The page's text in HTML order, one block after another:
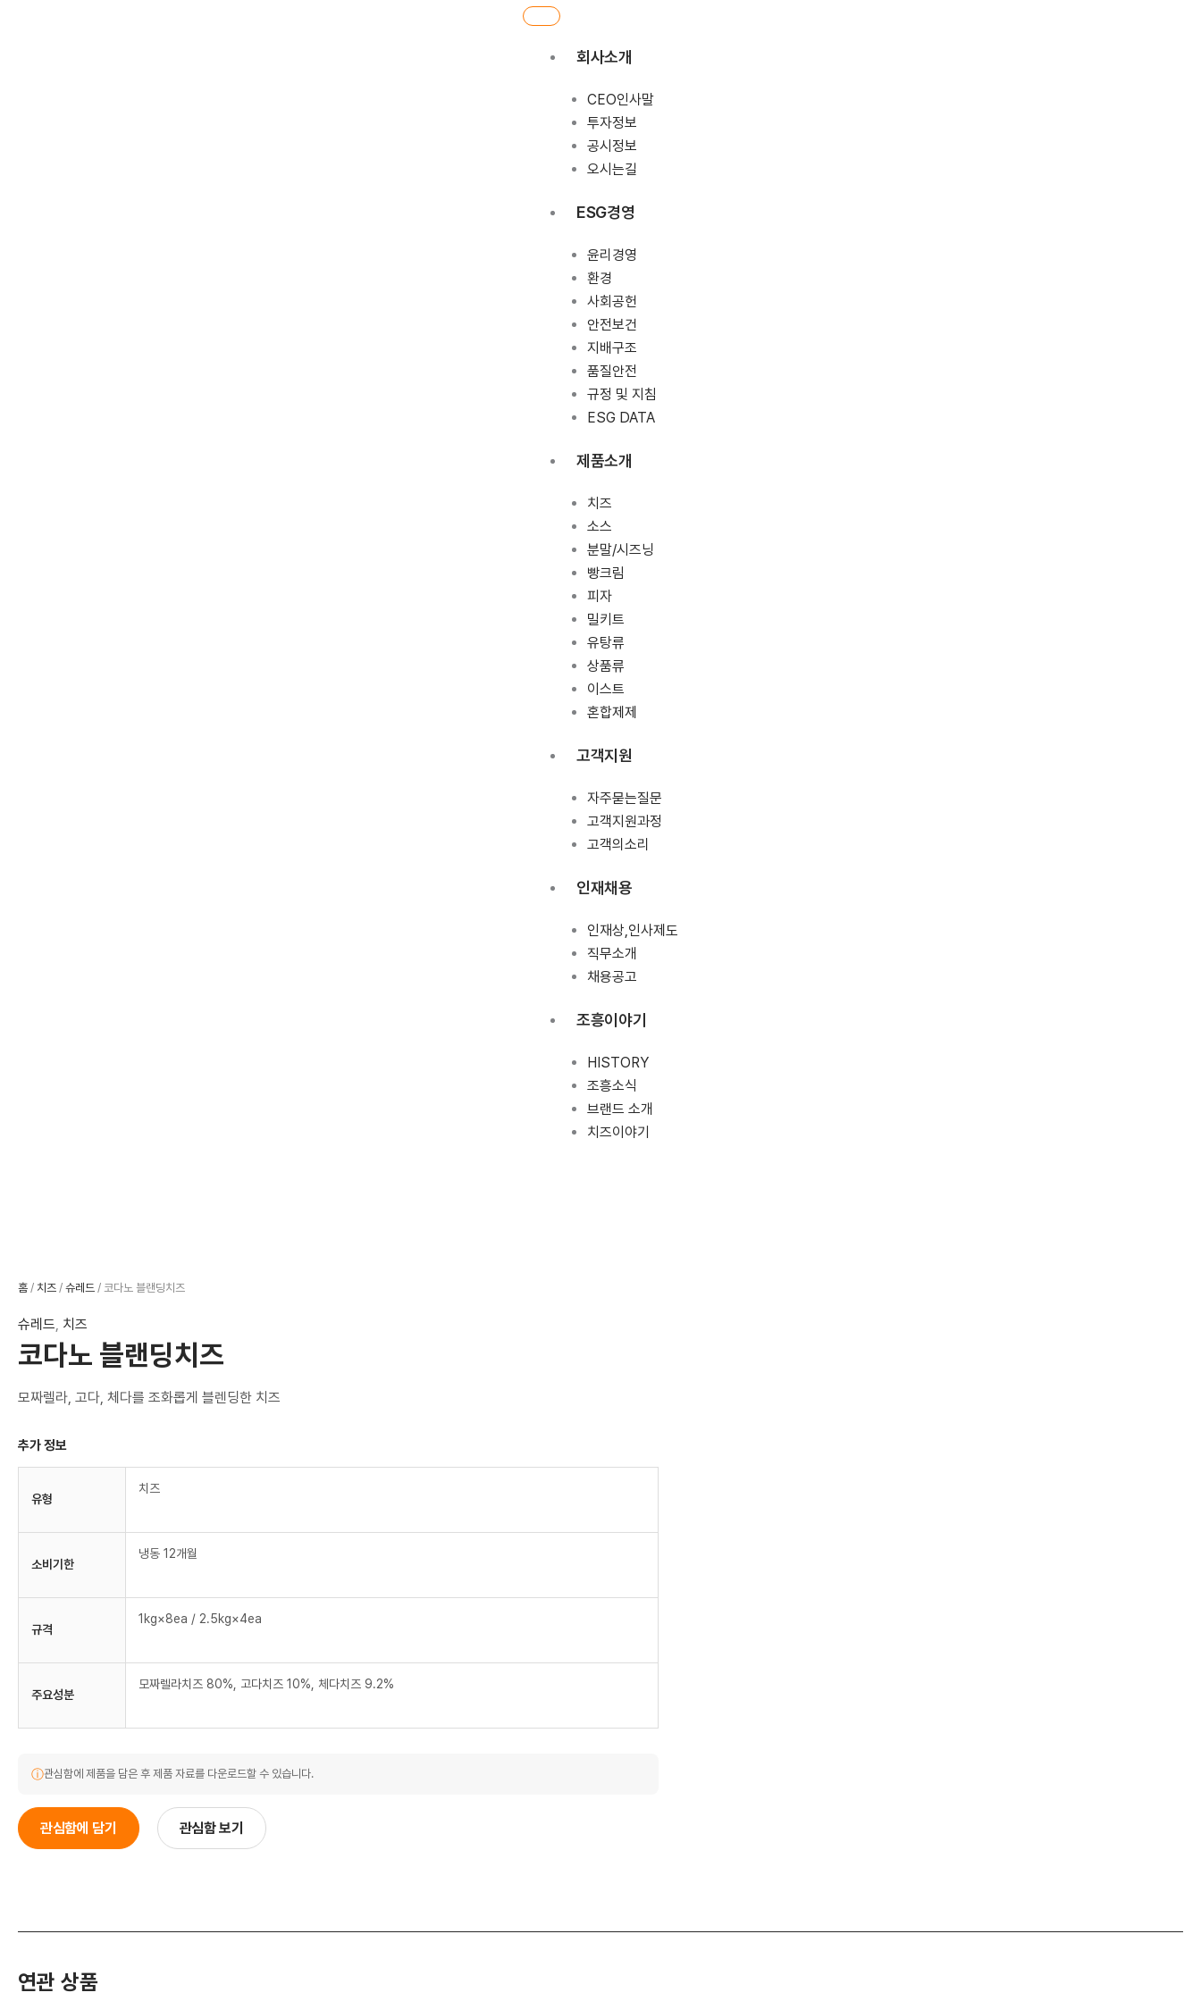
회사소개
CEO인사말
투자정보
공시정보
오시는길
ESG경영
윤리경영
환경
사회공헌
안전보건
지배구조
품질안전
규정 및 지침
ESG DATA
제품소개
치즈
소스
분말/시즈닝
빵크림
피자
밀키트
유탕류
상품류
이스트
혼합제제
고객지원
자주묻는질문
고객지원과정
고객의소리
인재채용
인재상,인사제도
직무소개
채용공고
조흥이야기
HISTORY
조흥소식
브랜드 소개
치즈이야기
홈 / 치즈 / 슈레드 / 코다노 블랜딩치즈
슈레드, 치즈
코다노 블랜딩치즈
모짜렐라, 고다, 체다를 조화롭게 블렌딩한 치즈
추가 정보
유형
치즈
소비기한
냉동 12개월
규격
1kg×8ea / 2.5kg×4ea
주요성분
모짜렐라치즈 80%, 고다치즈 10%, 체다치즈 9.2%
ⓘ관심함에 제품을 담은 후 제품 자료를 다운로드할 수 있습니다.
관심함에 담기 관심함 보기
연관 상품